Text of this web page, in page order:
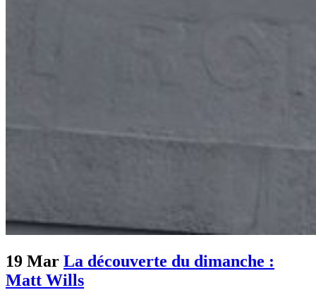
19 Mar La découverte du dimanche :
Matt Wills